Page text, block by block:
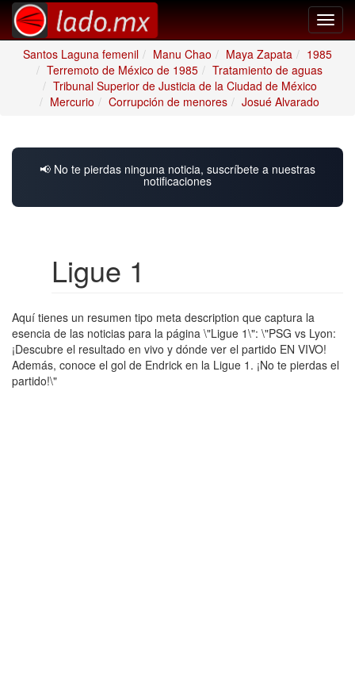
Santos Laguna femenil
Manu Chao Maya Zapata
1985
Terremoto de México de 1985
Tratamiento de aguas
Tribunal Superior de Justicia de la Ciudad de México
Mercurio
Corrupción de menores Josué Alvarado
📢 No te pierdas ninguna noticia, suscríbete a nuestras
notificaciones
Ligue 1
Aquí tienes un resumen tipo meta description que captura la
esencia de las noticias para la página \"Ligue 1\": \"PSG vs Lyon:
¡Descubre el resultado en vivo y dónde ver el partido EN VIVO!
Además, conoce el gol de Endrick en la Ligue 1. ¡No te pierdas el
partido!\"